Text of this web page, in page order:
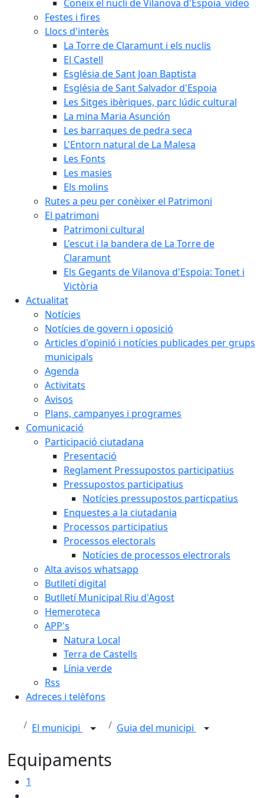
Coneix el nucli de Vilanova d'Espoia_video
Festes i fires
Llocs d'interès
La Torre de Claramunt i els nuclis
El Castell
Església de Sant Joan Baptista
Església de Sant Salvador d'Espoia
Les Sitges ibèriques, parc lúdic cultural
La mina Maria Asunción
Les barraques de pedra seca
L'Entorn natural de La Malesa
Les Fonts
Les masies
Els molins
Rutes a peu per conèixer el Patrimoni
El patrimoni
Patrimoni cultural
L'escut i la bandera de La Torre de
Claramunt
Els Gegants de Vilanova d'Espoia: Tonet i
Victòria
Actualitat
Notícies
Notícies de govern i oposició
Articles d'opinió i notícies publicades per grups
municipals
Agenda
Activitats
Avisos
Plans, campanyes i programes
Comunicació
Participació ciutadana
Presentació
Reglament Pressupostos participatius
Pressupostos participatius
Notícies pressupostos particpatius
Enquestes a la ciutadania
Processos participatius
Processos electorals
Notícies de processos electrorals
Alta avisos whatsapp
Butlletí digital
Butlletí Municipal Riu d'Agost
Hemeroteca
APP's
Natura Local
Terra de Castells
Línia verde
Rss
Adreces i telèfons
El municipi Guia del municipi
Equipaments
1